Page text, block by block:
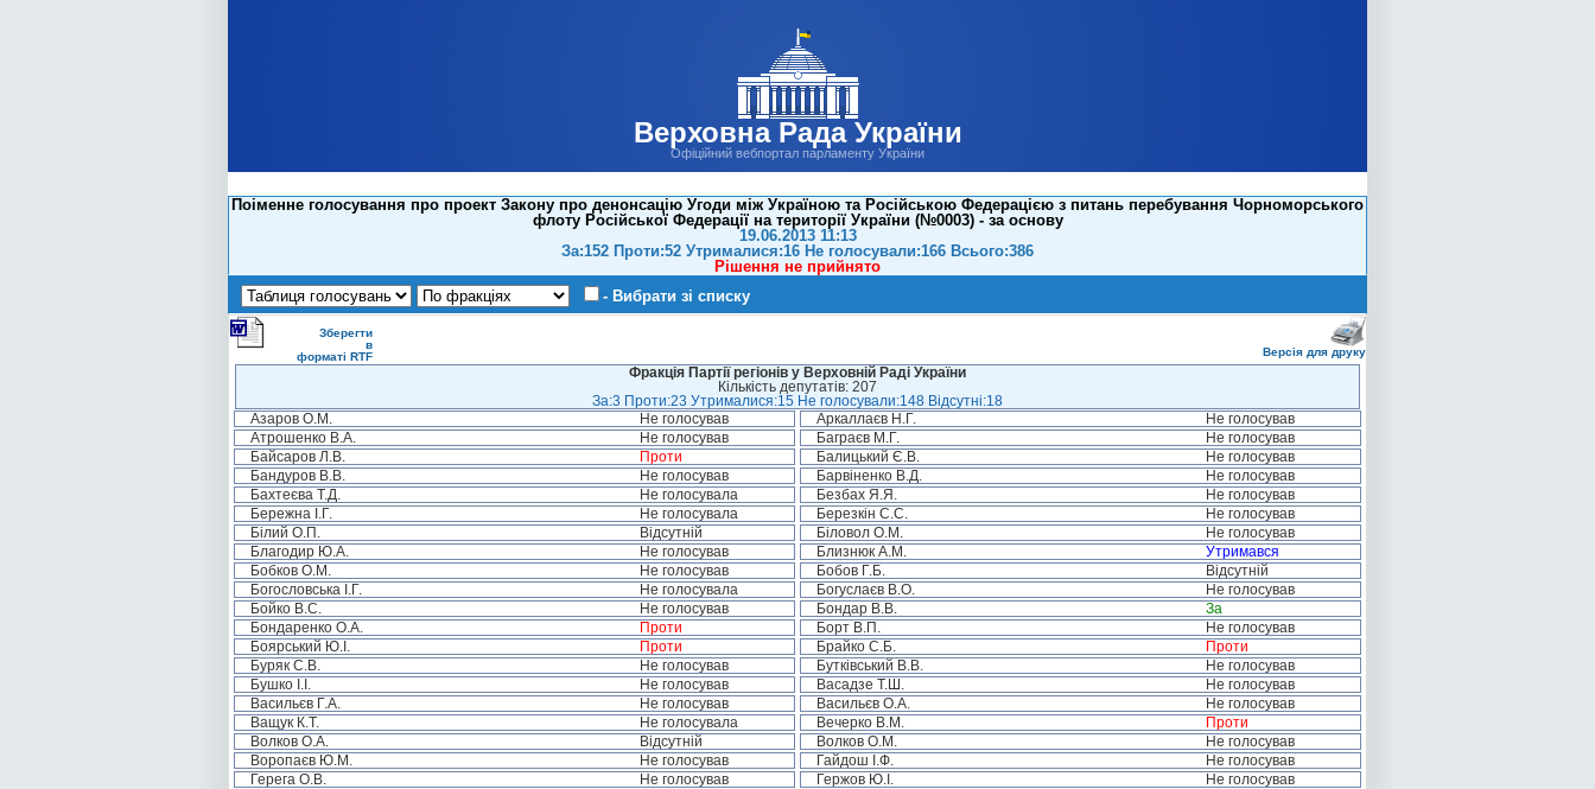
Верховна Рада України
Офіційний вебпортал парламенту України
Поіменне голосування про проект Закону про денонсацію Угоди між Україною та Російською Федерацією з питань перебування Чорноморського
флоту Російської Федерації на території України (№0003) - за основу
19.06.2013 11:13
За:152 Проти:52 Утрималися:16 Не голосували:166 Всього:386
Рішення не прийнято
- Вибрати зі списку
Зберегти
в
форматі RTF
Версія для друку
Фракція Партії регіонів у Верховній Раді України
Кількість депутатів: 207
За:3 Проти:23 Утрималися:15 Не голосували:148 Відсутні:18
Азаров О.М.
Не голосував Аркаллаєв Н.Г.
Не голосував
Атрошенко В.А.
Не голосував Баграєв М.Г.
Не голосував
Байсаров Л.В.
Проти Балицький Є.В.
Не голосував
Бандуров В.В.
Не голосував Барвіненко В.Д.
Не голосував
Бахтеєва Т.Д.
Не голосувала Безбах Я.Я.
Не голосував
Бережна І.Г.
Не голосувала Березкін С.С.
Не голосував
Білий О.П.
Відсутній Біловол О.М.
Не голосував
Благодир Ю.А.
Не голосував Близнюк А.М.
Утримався
Бобков О.М.
Не голосував Бобов Г.Б.
Відсутній
Богословська І.Г.
Не голосувала Богуслаєв В.О.
Не голосував
Бойко В.С.
Не голосував Бондар В.В.
За
Бондаренко О.А.
Проти Борт В.П.
Не голосував
Боярський Ю.І.
Проти Брайко С.Б.
Проти
Буряк С.В.
Не голосував Бутківський В.В.
Не голосував
Бушко І.І.
Не голосував Васадзе Т.Ш.
Не голосував
Васильєв Г.А.
Не голосував Васильєв О.А.
Не голосував
Ващук К.Т.
Не голосувала Вечерко В.М.
Проти
Волков О.А.
Відсутній Волков О.М.
Не голосував
Воропаєв Ю.М.
Не голосував Гайдош І.Ф.
Не голосував
Герега О.В.
Не голосував Гержов Ю.І.
Не голосував